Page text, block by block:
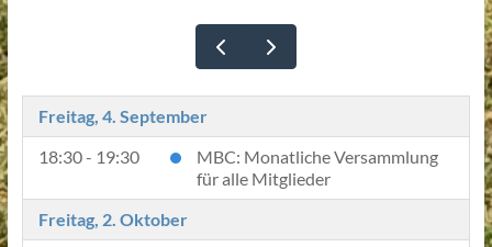
Freitag, 4. September
18:30 - 19:30
MBC: Monatliche Versammlung
für alle Mitglieder
Freitag, 2. Oktober